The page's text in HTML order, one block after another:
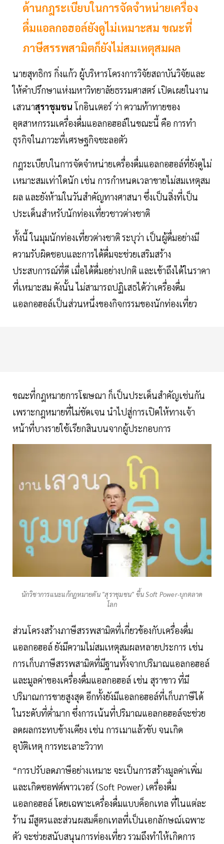
ด้านกฎระเบียบในการจัดจำหน่ายเครื่อง
ดื่มแอลกอฮอล์ยังดูไม่เหมาะสม ขณะที่
ภาษีสรรพสามิตก็ยังไม่สมเหตุสมผล
นายสุทธิกร กิ่งแก้ว ผู้บริหารโครงการวิจัยสถาบันวิจัยและ
ให้คำปรึกษาแห่งมหาวิทยาลัยธรรมศาสตร์ เปิดเผยในงาน
เสวนาสุราชุมชนโกอินเตอร์ ว่า ความท้าทายของ
อุตสาหกรรมเครื่องดื่มแอลกอฮอล์ในขณะนี้ คือ การทำ
ธุรกิจในภาวะที่เศรษฐกิจชะลอตัว
กฎระเบียบในการจัดจำหน่ายเครื่องดื่มแอลกอฮอล์ที่ยังดูไม่
เหมาะสมเท่าใดนัก เช่น การกำหนดเวลาขายไม่สมเหตุสม
ผล และยังห้ามในวันสำคัญทางศาสนา ซึ่งเป็นสิ่งที่เป็น
ประเด็นสำหรับนักท่องเที่ยวชาวต่างชาติ
ทั้งนี้ ในมุมนักท่องเที่ยวต่างชาติ ระบุว่า เป็นผู้ดื่มอย่างมี
ความรับผิดชอบและการได้ดื่มจะช่วยเสริมสร้าง
ประสบการณ์ที่ดี เมื่อได้ดื่มอย่างปกติ และเข้าถึงได้ในราคา
ที่เหมาะสม ดังนั้น ไม่สามารถปฏิเสธได้ว่าเครื่องดื่ม
แอลกอฮอล์เป็นส่วนหนึ่งของกิจกรรมของนักท่องเที่ยว
ขณะที่กฎหมายการโฆษณา ก็เป็นประเด็นสำคัญเช่นกัน
เพราะกฎหมายที่ไม่ชัดเจน นำไปสู่การเปิดให้ทางเจ้า
หน้าที่บางรายใช้เรียกสินบนจากผู้ประกอบการ
นักวิชาการแนะแก้กฏหมายดัน "สุราชุมชน" ขึ้น Soft Power-บุกตลาด
โลก
ส่วนโครงสร้างภาษีสรรพสามิตที่เกี่ยวข้องกับเครื่องดื่ม
แอลกอฮอล์ ยังมีความไม่สมเหตุสมผลหลายประการ เช่น
การเก็บภาษีสรรพสามิตที่มีฐานทั้งจากปริมาณแอลกอฮอล์
และมูลค่าของเครื่องดื่มแอลกอฮอล์ เช่น สุราขาว ที่มี
ปริมาณการขายสูงสุด อีกทั้งยังมีแอลกอฮอล์ที่เก็บภาษีได้
ในระดับที่ต่ำมาก ซึ่งการเน้นที่ปริมาณแอลกอฮอล์จะช่วย
ลดผลกระทบข้างเคียง เช่น การเมาแล้วขับ จนเกิด
อุบัติเหตุ การทะเลาะวิวาท
“การปรับลดภาษีอย่างเหมาะ จะเป็นการสร้างมูลค่าเพิ่ม
และเกิดซอฟต์พาวเวอร์ (Soft Power) เครื่องดื่ม
แอลกอฮอล์ โดยเฉพาะเครื่องดื่มแบบค็อกเทล ที่ในแต่ละ
ร้าน มีสูตรและส่วนผสมค็อกเทลที่เป็นเอกลักษณ์เฉพาะ
ตัว จะช่วยสนับสนุนการท่องเที่ยว รวมถึงทำให้เกิดการ